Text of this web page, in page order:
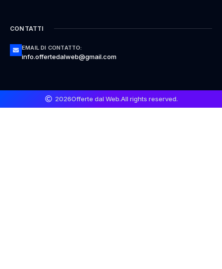
CONTATTI
EMAIL DI CONTATTO:
info.offertedalweb@gmail.com
2026Offerte dal Web.All rights reserved.